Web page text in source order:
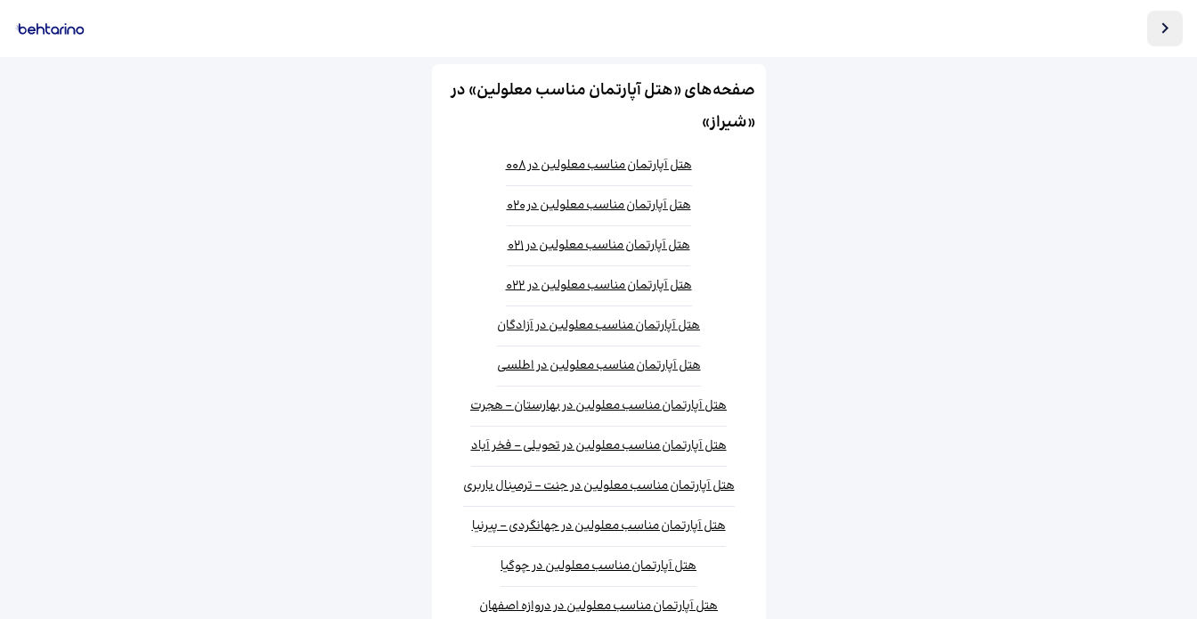
صفحه‌های «هتل آپارتمان مناسب معلولین» در
«شیراز»
هتل آپارتمان مناسب معلولین در ۰۰۸
هتل آپارتمان مناسب معلولین در ۰۲۰
هتل آپارتمان مناسب معلولین در ۰۲۱
هتل آپارتمان مناسب معلولین در ۰۲۲
هتل آپارتمان مناسب معلولین در آزادگان
هتل آپارتمان مناسب معلولین در اطلسی
هتل آپارتمان مناسب معلولین در بهارستان - هجرت
هتل آپارتمان مناسب معلولین در تحویلی - فخر آباد
هتل آپارتمان مناسب معلولین در جنت - ترمینال باربری
هتل آپارتمان مناسب معلولین در جهانگردی - پیرنیا
هتل آپارتمان مناسب معلولین در چوگیا
هتل آپارتمان مناسب معلولین در دروازه اصفهان